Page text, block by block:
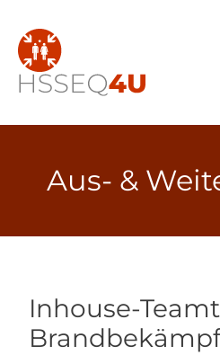
Inhalt
springen
Aus- &
Inhouse-